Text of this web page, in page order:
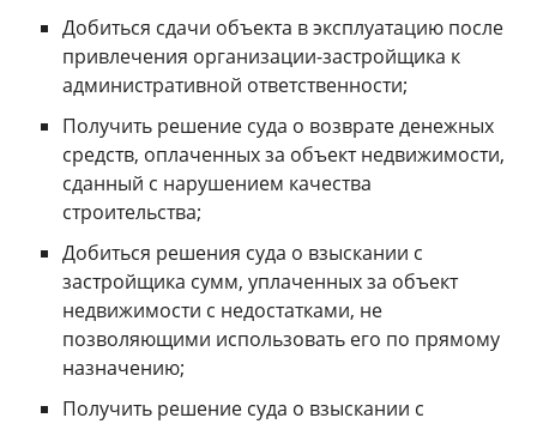
Добиться сдачи объекта в эксплуатацию после
привлечения организации-застройщика к
административной ответственности;
Получить решение суда о возврате денежных
средств, оплаченных за объект недвижимости,
сданный с нарушением качества
строительства;
Добиться решения суда о взыскании с
застройщика сумм, уплаченных за объект
недвижимости с недостатками, не
позволяющими использовать его по прямому
назначению;
Получить решение суда о взыскании с